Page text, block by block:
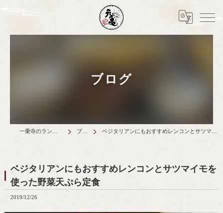
ブログ
ブログ ベジタリアンにもおすすめレンコンとサツマイモを使った野菜天ぷら定食
ベジタリアンにもおすすめレンコンとサツマイモを
使った野菜天ぷら定食
2019/12/26